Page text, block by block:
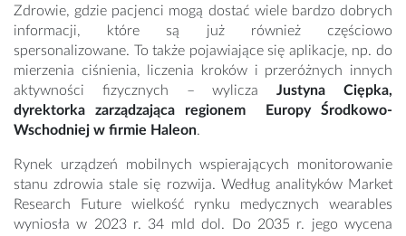
Zdrowie, gdzie pacjenci mogą dostać wiele bardzo dobrych
informacji, które są już również częściowo
spersonalizowane. To także pojawiające się aplikacje, np. do
mierzenia ciśnienia, liczenia kroków i przeróżnych innych
aktywności fizycznych – wylicza Justyna Ciępka,
dyrektorka zarządzająca regionem Europy Środkowo-
Wschodniej w firmie Haleon.
Rynek urządzeń mobilnych wspierających monitorowanie
stanu zdrowia stale się rozwija. Według analityków Market
Research Future wielkość rynku medycznych wearables
wyniosła w 2023 r. 34 mld dol. Do 2035 r. jego wycena